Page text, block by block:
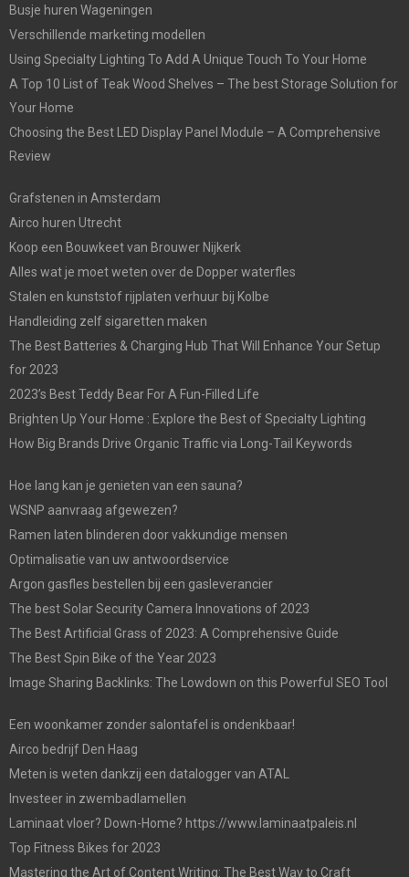
Busje huren Wageningen
Verschillende marketing modellen
Using Specialty Lighting To Add A Unique Touch To Your Home
A Top 10 List of Teak Wood Shelves – The best Storage Solution for
Your Home
Choosing the Best LED Display Panel Module – A Comprehensive
Review
Grafstenen in Amsterdam
Airco huren Utrecht
Koop een Bouwkeet van Brouwer Nijkerk
Alles wat je moet weten over de Dopper waterfles
Stalen en kunststof rijplaten verhuur bij Kolbe
Handleiding zelf sigaretten maken
The Best Batteries & Charging Hub That Will Enhance Your Setup
for 2023
2023’s Best Teddy Bear For A Fun-Filled Life
Brighten Up Your Home : Explore the Best of Specialty Lighting
How Big Brands Drive Organic Traffic via Long-Tail Keywords
Hoe lang kan je genieten van een sauna?
WSNP aanvraag afgewezen?
Ramen laten blinderen door vakkundige mensen
Optimalisatie van uw antwoordservice
Argon gasfles bestellen bij een gasleverancier
The best Solar Security Camera Innovations of 2023
The Best Artificial Grass of 2023: A Comprehensive Guide
The Best Spin Bike of the Year 2023
Image Sharing Backlinks: The Lowdown on this Powerful SEO Tool
Een woonkamer zonder salontafel is ondenkbaar!
Airco bedrijf Den Haag
Meten is weten dankzij een datalogger van ATAL
Investeer in zwembadlamellen
Laminaat vloer? Down-Home? https://www.laminaatpaleis.nl
Top Fitness Bikes for 2023
Mastering the Art of Content Writing: The Best Way to Craft